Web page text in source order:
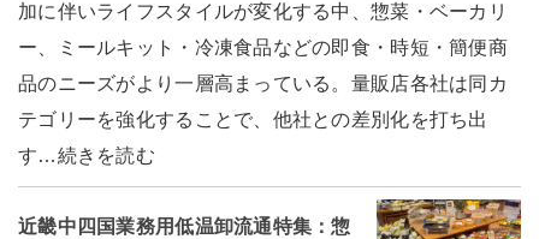
加に伴いライフスタイルが変化する中、惣菜・ベーカリ
ー、ミールキット・冷凍食品などの即食・時短・簡便商
品のニーズがより一層高まっている。量販店各社は同カ
テゴリーを強化することで、他社との差別化を打ち出
す…続きを読む
近畿中四国業務用低温卸流通特集：惣